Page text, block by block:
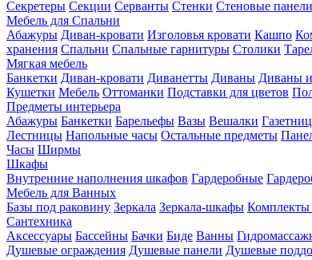
Секретеры Секции Серванты Стенки Стеновые панели
Мебель для Спальни
Абажуры Диван-кровати Изголовья кровати Кашпо
хранения Спальни Спальные гарнитуры Столики
Мягкая мебель
Банкетки Диван-кровати Диванетты Диваны Диваны и
Кушетки Мебель Оттоманки Подставки для цветов
Предметы интерьера
Абажуры Банкетки Барельефы Вазы Вешалки
Лестницы Напольные часы Остальные предметы
Часы Ширмы
Шкафы
Внутренние наполнения шкафов Гардеробные
Мебель для Ванных
Базы под раковину Зеркала Зеркала-шкафы Комплекты
Сантехника
Аксессуары Бассейны Бачки Биде Ванны
Душевые ограждения Душевые панели Душевые